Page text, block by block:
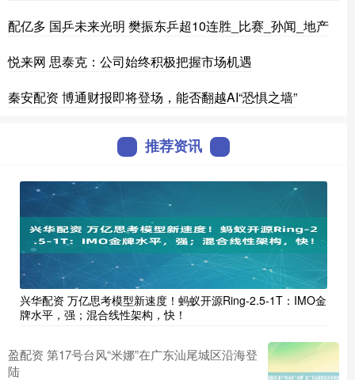
配亿多 国乒未来光明 樊振东乒超10连胜_比赛_孙闻_地产
悦来网 思泰克：公司始终积极把握市场机遇
秦安配资 博通财报即将登场，能否翻越AI“恐惧之墙”
推荐资讯
兴华配资 万亿思考模型新速度！蚂蚁开源Ring-2.5-1T：IMO金
牌水平，强；混合线性架构，快！
盈配资 第17号台风“米娜”在广东汕尾城区沿海登
陆